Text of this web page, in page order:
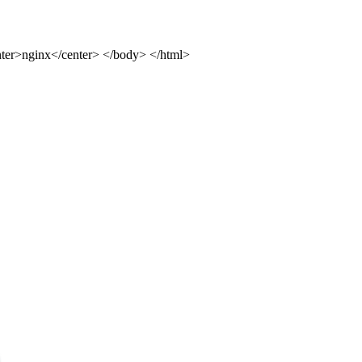
center> </body> </html>